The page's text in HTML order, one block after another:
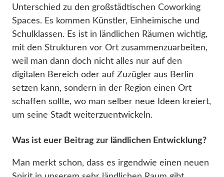
Unterschied zu den großstädtischen Coworking
Spaces. Es kommen Künstler, Einheimische und
Schulklassen. Es ist in ländlichen Räumen wichtig,
mit den Strukturen vor Ort zusammenzuarbeiten,
weil man dann doch nicht alles nur auf den
digitalen Bereich oder auf Zuzügler aus Berlin
setzen kann, sondern in der Region einen Ort
schaffen sollte, wo man selber neue Ideen kreiert,
um seine Stadt weiterzuentwickeln.
Was ist euer Beitrag zur ländlichen Entwicklung?
Man merkt schon, dass es irgendwie einen neuen